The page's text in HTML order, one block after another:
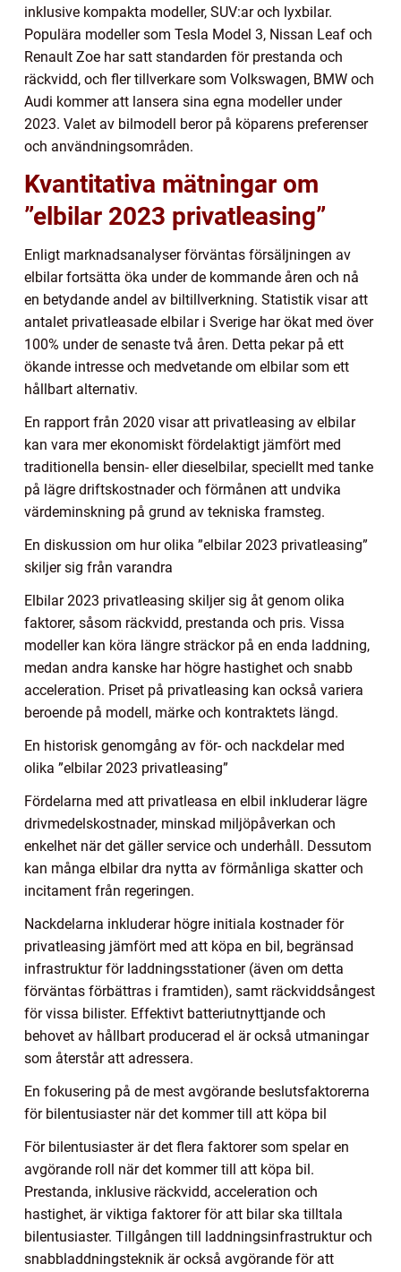
inklusive kompakta modeller, SUV:ar och lyxbilar.
Populära modeller som Tesla Model 3, Nissan Leaf och
Renault Zoe har satt standarden för prestanda och
räckvidd, och fler tillverkare som Volkswagen, BMW och
Audi kommer att lansera sina egna modeller under
2023. Valet av bilmodell beror på köparens preferenser
och användningsområden.
Kvantitativa mätningar om
”elbilar 2023 privatleasing”
Enligt marknadsanalyser förväntas försäljningen av
elbilar fortsätta öka under de kommande åren och nå
en betydande andel av biltillverkning. Statistik visar att
antalet privatleasade elbilar i Sverige har ökat med över
100% under de senaste två åren. Detta pekar på ett
ökande intresse och medvetande om elbilar som ett
hållbart alternativ.
En rapport från 2020 visar att privatleasing av elbilar
kan vara mer ekonomiskt fördelaktigt jämfört med
traditionella bensin- eller dieselbilar, speciellt med tanke
på lägre driftskostnader och förmånen att undvika
värdeminskning på grund av tekniska framsteg.
En diskussion om hur olika ”elbilar 2023 privatleasing”
skiljer sig från varandra
Elbilar 2023 privatleasing skiljer sig åt genom olika
faktorer, såsom räckvidd, prestanda och pris. Vissa
modeller kan köra längre sträckor på en enda laddning,
medan andra kanske har högre hastighet och snabb
acceleration. Priset på privatleasing kan också variera
beroende på modell, märke och kontraktets längd.
En historisk genomgång av för- och nackdelar med
olika ”elbilar 2023 privatleasing”
Fördelarna med att privatleasa en elbil inkluderar lägre
drivmedelskostnader, minskad miljöpåverkan och
enkelhet när det gäller service och underhåll. Dessutom
kan många elbilar dra nytta av förmånliga skatter och
incitament från regeringen.
Nackdelarna inkluderar högre initiala kostnader för
privatleasing jämfört med att köpa en bil, begränsad
infrastruktur för laddningsstationer (även om detta
förväntas förbättras i framtiden), samt räckviddsångest
för vissa bilister. Effektivt batteriutnyttjande och
behovet av hållbart producerad el är också utmaningar
som återstår att adressera.
En fokusering på de mest avgörande beslutsfaktorerna
för bilentusiaster när det kommer till att köpa bil
För bilentusiaster är det flera faktorer som spelar en
avgörande roll när det kommer till att köpa bil.
Prestanda, inklusive räckvidd, acceleration och
hastighet, är viktiga faktorer för att bilar ska tilltala
bilentusiaster. Tillgången till laddningsinfrastruktur och
snabbladdningsteknik är också avgörande för att